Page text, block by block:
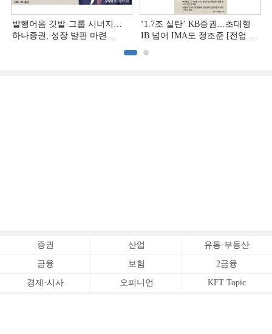
발행어음 깃발·그룹 시너지…
하나증권, 성장 발판 마련
‘1.7조 실탄’ KB증권…초대형
IB 넘어 IMA도 정조준 [전업계
증권 산업 유통·부동산
금융 보험 2금융
경제·시사 오피니언 KFT Topic